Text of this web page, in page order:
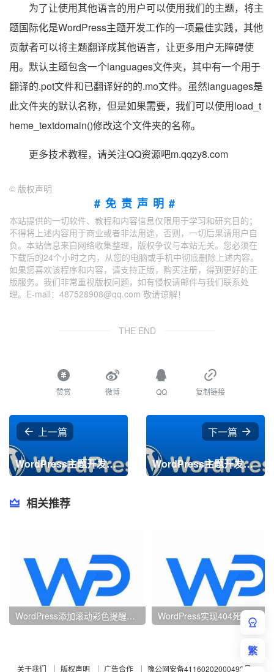
为了让使用其他语言的用户可以使用我们的主题，将主
题国际化是WordPress主题开发工作的一项最佳实践，其他
贡献者可以将主题翻译成其他语言，让更多用户无障碍使
用。默认主题包含一个languages文件夹，其中有一个用于
翻译的.pot文件和已翻译好的的.mo文件。虽然languages是
此文件夹的默认名称，但是如果需要，我们可以使用load_t
heme_textdomain()修改这个文件夹的名称。
更多技术教程，请关注QQ资源吧m.qqzy8.com
© 版权声明
#免责声明#
本站提供的一切软件、教程和内容信息仅限用于学习和研究目的；
不得将上述内容用于商业或者非法用途，否则，一切后果请用户自
负。本站信息来自网络收集整理，版权争议与本站无关。您必须在
下载后的24个小时之内，从您的电脑或手机中彻底删除上述内容。
如果您喜欢该程序和内容，请支持正版，购买注册，得到更好的正
版服务。我们非常重视版权问题，如有侵权请邮件与我们联系处
理。E-mail：487528908@qq.com 敬请谅解！
THE END
赞赏 微博 QQ 复制链接
上一篇
WordPress主题开发教程 — 模版文件包含
下一篇
WordPress主题开发教程 — 设置开发环境
相关推荐
WordPress添加滚动彩色提醒通知公告
关于我们 版权声明 广告合作 豫公网安备41160202000493号
繁